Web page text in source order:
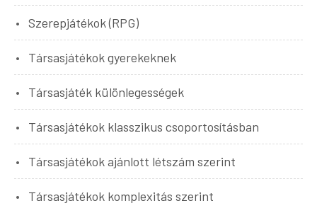
Szerepjátékok (RPG)
Társasjátékok gyerekeknek
Társasjáték különlegességek
Társasjátékok klasszikus csoportosításban
Társasjátékok ajánlott létszám szerint
Társasjátékok komplexitás szerint